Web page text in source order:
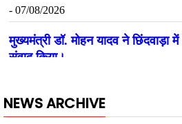
NEWS ARCHIVE